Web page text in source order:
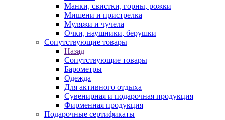
Манки, свистки, горны, рожки
Мишени и пристрелка
Муляжи и чучела
Очки, наушники, берушки
Сопутствующие товары
Назад
Сопутствующие товары
Барометры
Одежда
Для активного отдыха
Сувенирная и подарочная продукция
Фирменная продукция
Подарочные сертификаты